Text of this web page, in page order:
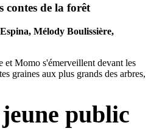
contes de la forêt
Mélody Boulissière,
et Momo s'émerveillent devant les
graines aux plus grands des arbres,
jeune public